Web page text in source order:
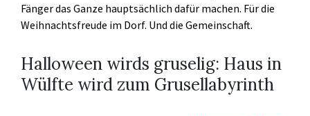
Fänger das Ganze hauptsächlich dafür machen. Für die
Weihnachtsfreude im Dorf. Und die Gemeinschaft.
Halloween wirds gruselig: Haus in
Wülfte wird zum Grusellabyrinth